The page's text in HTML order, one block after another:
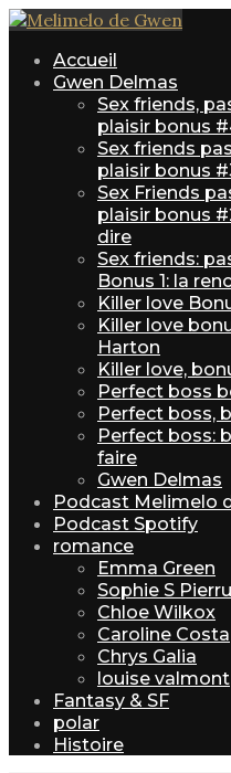
Accueil
Gwen Delmas
Sex friends,
plaisir bonus
Sex friends
plaisir bonus
Sex Friends
plaisir bonus
dire
Sex friends:
Bonus 1: la
Killer love
Killer love
Harton
Killer love,
Perfect boss
Perfect boss,
Perfect boss:
faire
Gwen Delmas
Podcast Melimelo
Podcast Spotify
romance
Emma Green
Sophie S
Chloe Wilkox
Caroline Costa
Chrys Galia
louise valmont
Fantasy & SF
polar
Histoire